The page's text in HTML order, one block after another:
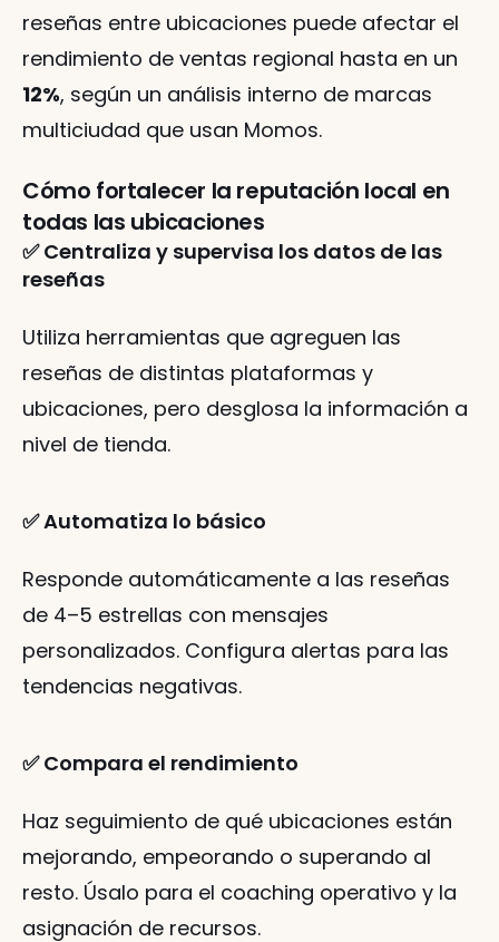
reseñas entre ubicaciones puede afectar el
12%, según un análisis interno de marcas
multiciudad que usan Momos.
Cómo fortalecer la reputación local en
todas las ubicaciones
✅ Centraliza y supervisa los datos de las
reseñas
Utiliza herramientas que agreguen las
reseñas de distintas plataformas y
ubicaciones, pero desglosa la información a
nivel de tienda.
✅ Automatiza lo básico
Responde automáticamente a las reseñas
de 4–5 estrellas con mensajes
personalizados. Configura alertas para las
tendencias negativas.
✅ Compara el rendimiento
Haz seguimiento de qué ubicaciones están
mejorando, empeorando o superando al
resto. Úsalo para el coaching operativo y la
asignación de recursos.